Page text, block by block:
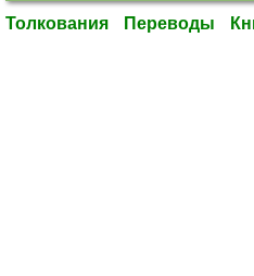
Толкования Переводы